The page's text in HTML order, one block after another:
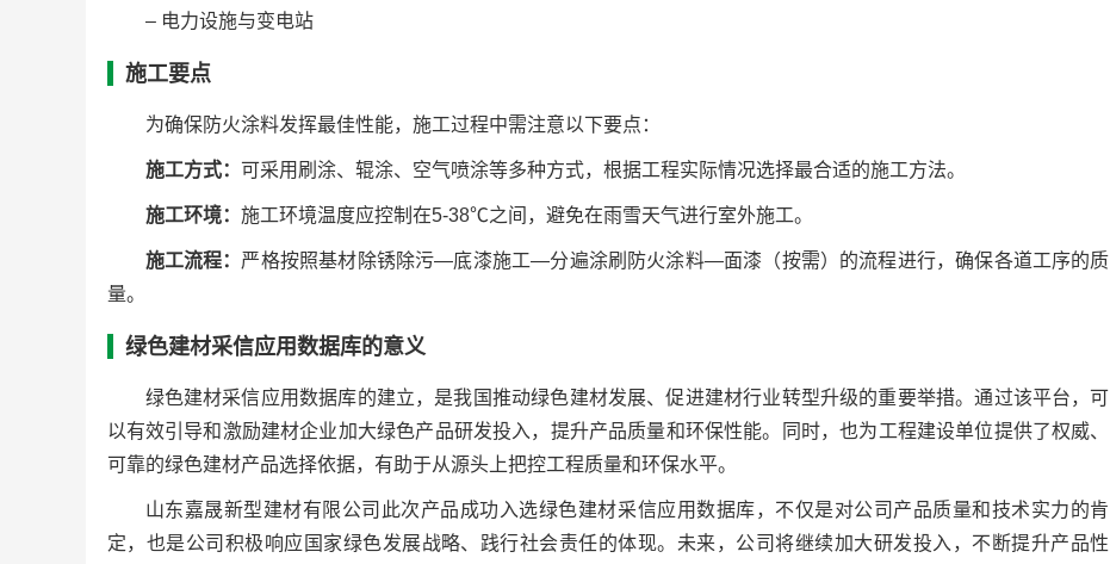
– 电力设施与变电站
施工要点
为确保防火涂料发挥最佳性能，施工过程中需注意以下要点：
施工方式： 可采用刷涂、辊涂、空气喷涂等多种方式，根据工程实际情况选择最合适的施工方法。
施工环境： 施工环境温度应控制在5-38℃之间，避免在雨雪天气进行室外施工。
施工流程： 严格按照基材除锈除污—底漆施工—分遍涂刷防火涂料—面漆（按需）的流程进行，确保各道工序的质
量。
绿色建材采信应用数据库的意义
绿色建材采信应用数据库的建立，是我国推动绿色建材发展、促进建材行业转型升级的重要举措。通过该平台，可
以有效引导和激励建材企业加大绿色产品研发投入，提升产品质量和环保性能。同时，也为工程建设单位提供了权威、
可靠的绿色建材产品选择依据，有助于从源头上把控工程质量和环保水平。
山东嘉晟新型建材有限公司此次产品成功入选绿色建材采信应用数据库，不仅是对公司产品质量和技术实力的肯
定，也是公司积极响应国家绿色发展战略、践行社会责任的体现。未来，公司将继续加大研发投入，不断提升产品性